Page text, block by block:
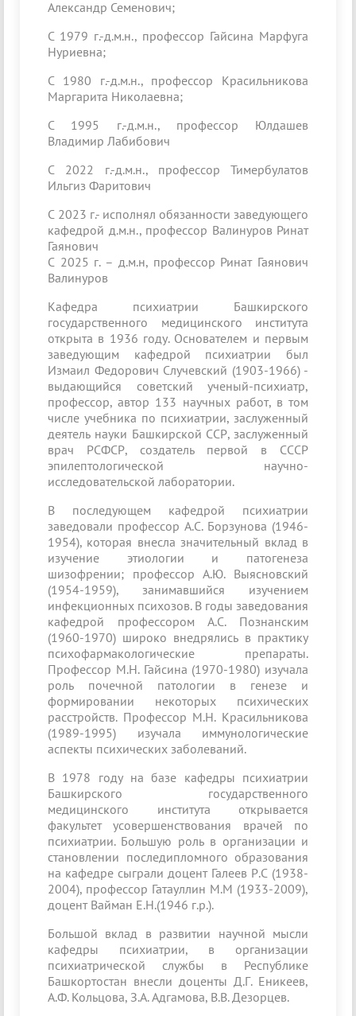
Александр Семенович;
C 1979 г.-д.м.н., профессор Гайсина Марфуга
Нуриевна;
C 1980 г.-д.м.н., профессор Красильникова
Маргарита Николаевна;
C 1995 г.-д.м.н., профессор Юлдашев
Владимир Лабибович
С 2022 г.-д.м.н., профессор Тимербулатов
Ильгиз Фаритович
С 2023 г.- исполнял обязанности заведующего
кафедрой д.м.н., профессор Валинуров Ринат
Гаянович
С 2025 г. – д.м.н, профессор Ринат Гаянович
Валинуров
Кафедра психиатрии Башкирского
государственного медицинского института
открыта в 1936 году. Основателем и первым
заведующим кафедрой психиатрии был
Измаил Федорович Случевский (1903-1966) -
выдающийся советский ученый-психиатр,
профессор, автор 133 научных работ, в том
числе учебника по психиатрии, заслуженный
деятель науки Башкирской ССР, заслуженный
врач РСФСР, создатель первой в СССР
эпилептологической научно-
исследовательской лаборатории.
В последующем кафедрой психиатрии
заведовали профессор А.С. Борзунова (1946-
1954), которая внесла значительный вклад в
изучение этиологии и патогенеза
шизофрении; профессор А.Ю. Выясновский
(1954-1959), занимавшийся изучением
инфекционных психозов. В годы заведования
кафедрой профессором А.С. Познанским
(1960-1970) широко внедрялись в практику
психофармакологические препараты.
Профессор М.Н. Гайсина (1970-1980) изучала
роль почечной патологии в генезе и
формировании некоторых психических
расстройств. Профессор М.Н. Красильникова
(1989-1995) изучала иммунологические
аспекты психических заболеваний.
В 1978 году на базе кафедры психиатрии
Башкирского государственного
медицинского института открывается
факультет усовершенствования врачей по
психиатрии. Большую роль в организации и
становлении последипломного образования
на кафедре сыграли доцент Галеев Р.С (1938-
2004), профессор Гатауллин М.М (1933-2009),
доцент Вайман Е.Н.(1946 г.р.).
Большой вклад в развитии научной мысли
кафедры психиатрии, в организации
психиатрической службы в Республике
Башкортостан внесли доценты Д.Г. Еникеев,
А.Ф. Кольцова, З.А. Адгамова, В.В. Дезорцев.